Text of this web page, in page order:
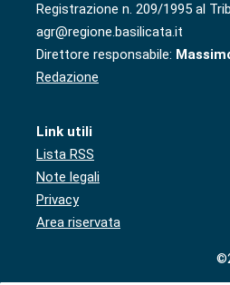
Registrazione n. 209/1995 al
agr@regione.basilicata.it
Direttore responsabile:
Redazione
Link utili
Lista RSS
Note legali
Privacy
Area riservata